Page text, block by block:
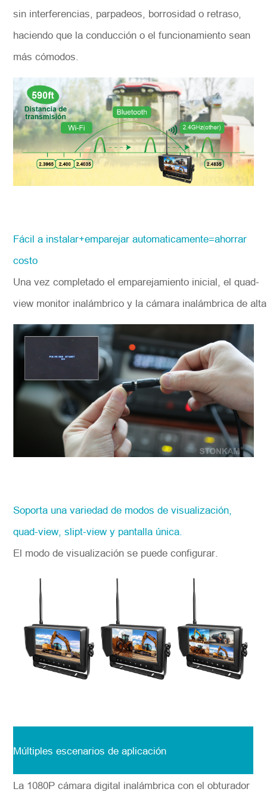
sin interferencias, parpadeos, borrosidad o retraso,
haciendo que la conducción o el funcionamiento sean
más cómodos.
Fácil a instalar+emparejar automaticamente=ahorrar
costo
Una vez completado el emparejamiento inicial, el quad-
view monitor inalámbrico y la cámara inalámbrica de
Soporta una variedad de modos de visualización,
quad-view, slipt-view y pantalla única.
El modo de visualización se puede configurar.
Múltiples escenarios de aplicación
La 1080P cámara digital inalámbrica con el obturador